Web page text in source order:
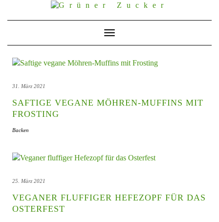
Toggle
Navigation
31. März 2021
SAFTIGE VEGANE MÖHREN-MUFFINS MIT
FROSTING
Backen
25. März 2021
VEGANER FLUFFIGER HEFEZOPF FÜR DAS
OSTERFEST